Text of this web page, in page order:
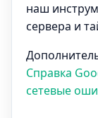
наш
сервера и
Справка
сетевые